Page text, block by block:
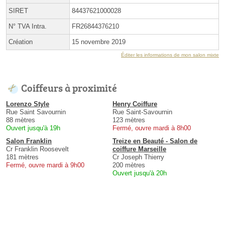
SIRET 84437621000028
N° TVA Intra. FR26844376210
Création 15 novembre 2019
Éditer les informations de mon salon mixte
Coiffeurs à proximité
Lorenzo Style
Rue Saint Savournin
88 mètres
Ouvert jusqu'à 19h
Henry Coiffure
Rue Saint-Savournin
123 mètres
Fermé, ouvre mardi à 8h00
Salon Franklin
Cr Franklin Roosevelt
181 mètres
Fermé, ouvre mardi à 9h00
Treize en Beauté - Salon de
coiffure Marseille
Cr Joseph Thierry
200 mètres
Ouvert jusqu'à 20h